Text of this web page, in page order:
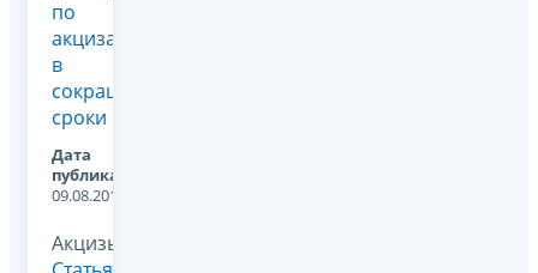
по
акцизам
в
сокращенные
сроки
Дата
публикации:
09.08.2018
Акцизы,